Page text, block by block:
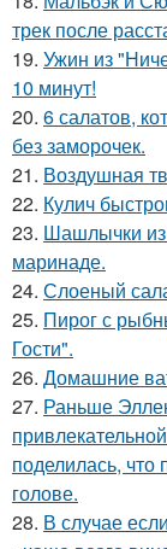
трек после
19. Ужин из
10 минут!
20. 6 салатов,
без заморочек.
21. Воздушная
22. Кулич
23. Шашлычки из
маринаде.
24. Слоеный
25. Пирог с
Гости".
26. Домашние
27. Раньше
поделилась, что
голове.
28. В случае